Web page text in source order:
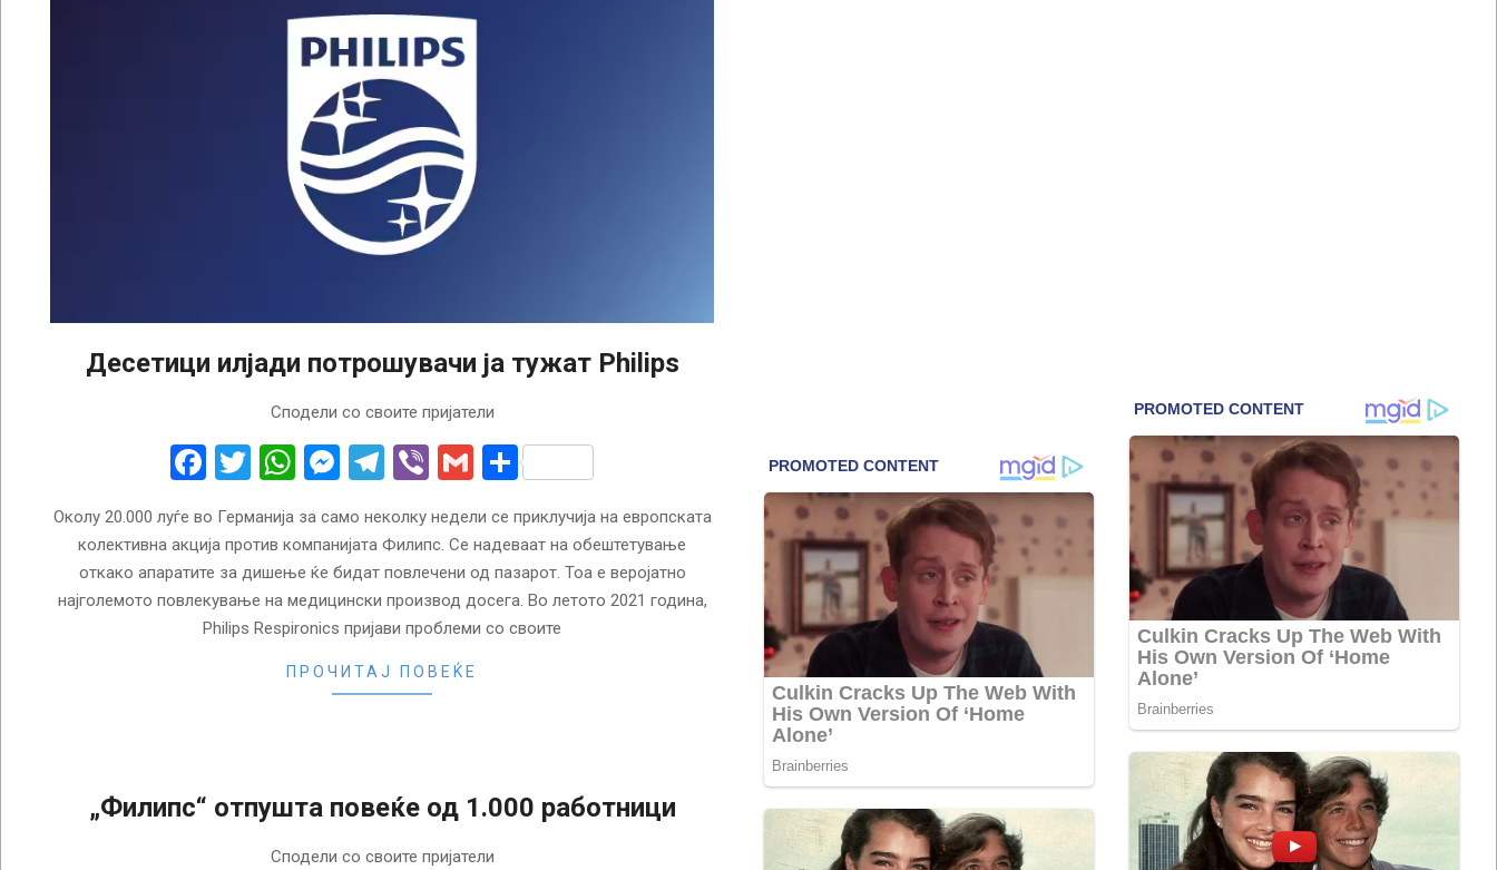
Десетици илјади потрошувачи ја тужат Philips
Сподели со своите пријатели
Facebook
TwitterWhatsApp
Messenger
Telegram
ViberGmailShare
Околу 20.000 луѓе во Германија за само неколку недели се приклучија на европската
колективна акција против компанијата Филипс. Се надеваат на обештетување
откако апаратите за дишење ќе бидат повлечени од пазарот. Тоа е веројатно
најголемото повлекување на медицински производ досега. Во летото 2021 година,
Philips Respironics пријави проблеми со своите
ПРОЧИТАЈ ПОВЕЌЕ
„Филипс“ отпушта повеќе од 1.000 работници
Сподели со своите пријатели